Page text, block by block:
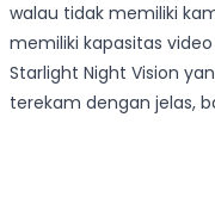
walau tidak memiliki
memiliki kapasitas
Starlight Night Vision
terekam dengan jelas,